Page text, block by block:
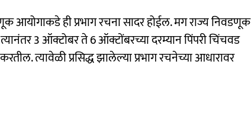
आयोगाकडे ही प्रभाग रचना सादर होईल. मग राज्य निवडणूक
3 ऑक्टोबर ते 6 ऑक्टोंबरच्या दरम्यान पिंपरी चिंचवड
त्यावेळी प्रसिद्ध झालेल्या प्रभाग रचनेच्या आधारावर